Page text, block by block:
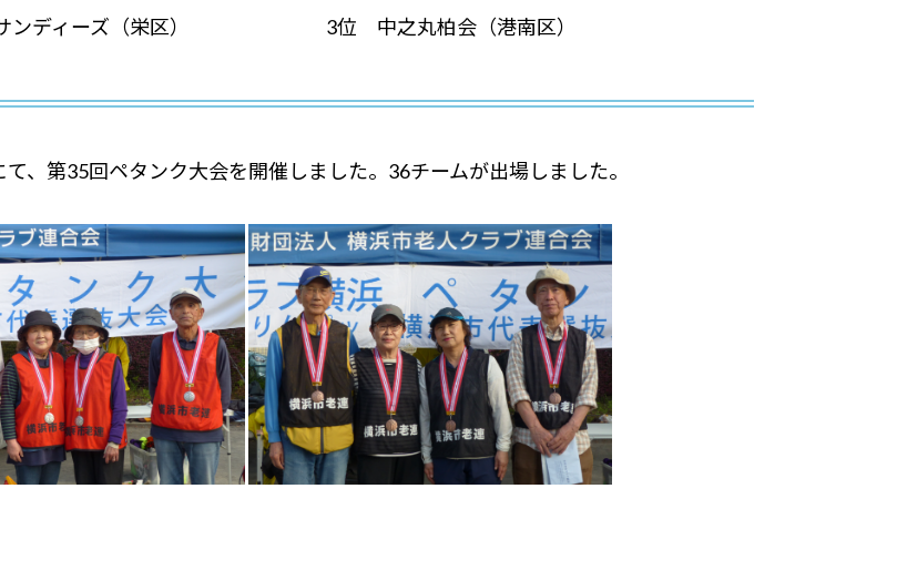
ィーズ（栄区） 3位 中之丸柏会（港南区）
、第35回ペタンク大会を開催しました。36チームが出場しました。